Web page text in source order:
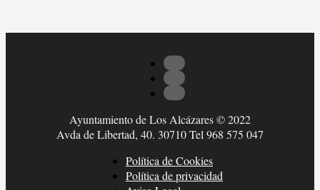
Ayuntamiento de Los Alcázares © 2022
Avda de Libertad, 40. 30710 Tel 968 575 047
Política de Cookies
Política de privacidad